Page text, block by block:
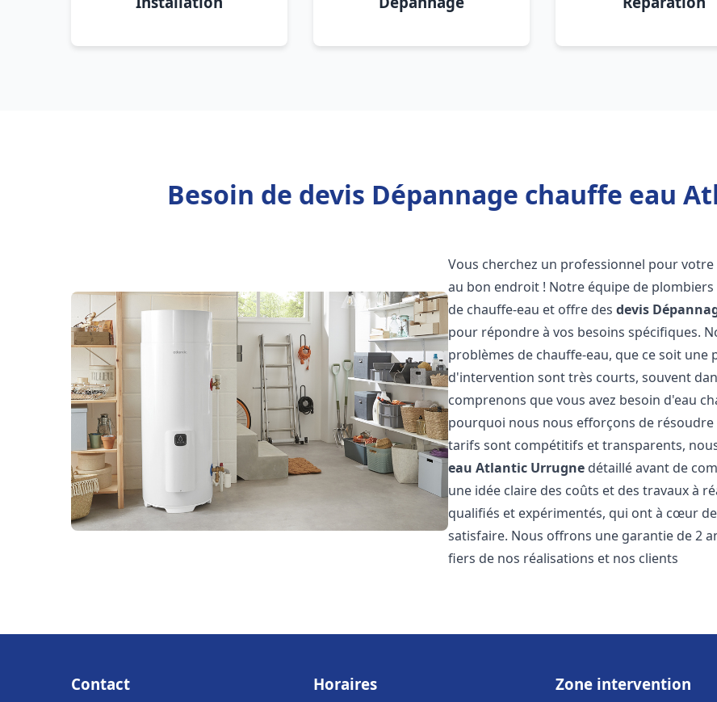
Besoin de devis Dépannage chauffe eau
Vous cherchez un professionnel pour
au bon endroit ! Notre équipe de
de chauffe-eau et offre desdevis
pour répondre à vos besoins spécifiques.
problèmes de chauffe-eau, que ce soit
d'intervention sont très courts, souvent
comprenons que vous avez besoin d'eau
pourquoi nous nous efforçons de
tarifs sont compétitifs et transparents,
eau Atlantic Urrugne détaillé avant de
une idée claire des coûts et des travaux à
qualifiés et expérimentés, qui ont à cœur
satisfaire. Nous offrons une garantie de 2
fiers de nos réalisations et nos clients
Contact Horaires Zone intervention